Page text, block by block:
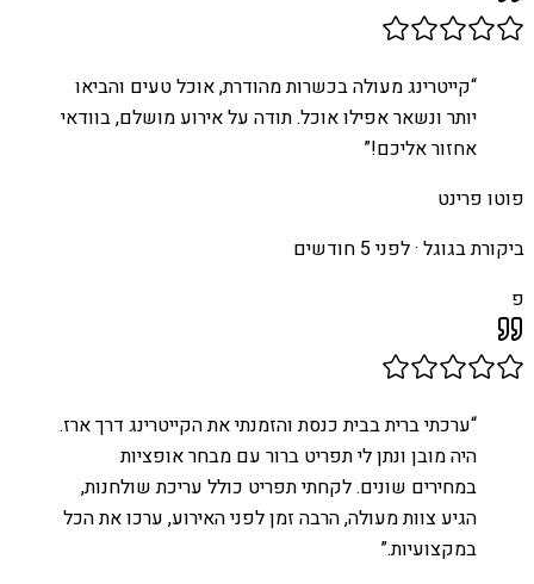
“קייטרינג מעולה בכשרות מהודרת, אוכל טעים והביאו
יותר ונשאר אפילו אוכל. תודה על אירוע מושלם, בוודאי
אחזור אליכם!”
פוטו פרינט
ביקורת בגוגל ·לפני 5 חודשים
פ
“ערכתי ברית בבית כנסת והזמנתי את הקייטרינג דרך ארז.
היה מובן ונתן לי תפריט ברור עם מבחר אופציות
במחירים שונים. לקחתי תפריט כולל עריכת שולחנות,
הגיע צוות מעולה, הרבה זמן לפני האירוע, ערכו את הכל
במקצועיות.”